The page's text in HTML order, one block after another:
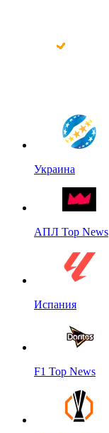
Украина
АПЛ Top News
Испания
F1 Top News